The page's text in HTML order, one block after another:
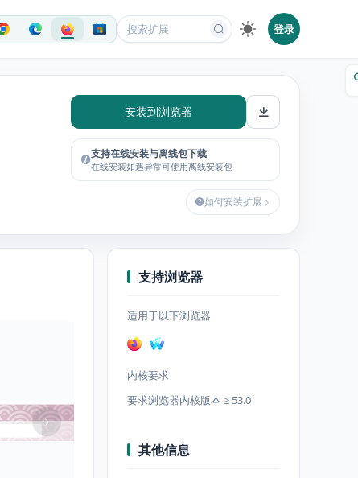
登录
安装到浏览器
支持在线安装与离线包下载
在线安装如遇异常可使用离线安装包
如何安装扩展
支持浏览器
适用于以下浏览器
内核要求
要求浏览器内核版本 ≥ 53.0
其他信息